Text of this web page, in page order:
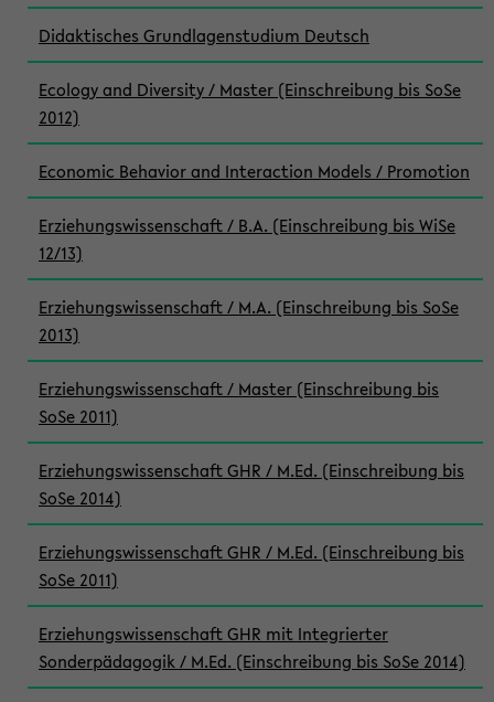
Didaktisches Grundlagenstudium Deutsch
Ecology and Diversity / Master (Einschreibung bis SoSe
2012)
Economic Behavior and Interaction Models / Promotion
Erziehungswissenschaft / B.A. (Einschreibung bis WiSe
12/13)
Erziehungswissenschaft / M.A. (Einschreibung bis SoSe
2013)
Erziehungswissenschaft / Master (Einschreibung bis
SoSe 2011)
Erziehungswissenschaft GHR / M.Ed. (Einschreibung bis
SoSe 2014)
Erziehungswissenschaft GHR / M.Ed. (Einschreibung bis
SoSe 2011)
Erziehungswissenschaft GHR mit Integrierter
Sonderpädagogik / M.Ed. (Einschreibung bis SoSe 2014)